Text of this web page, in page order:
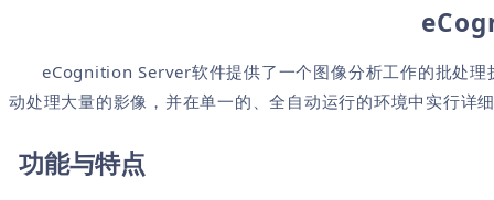
eCognition Server软件提供了一个图像分析工作的批处
动处理大量的影像，并在单一的、全自动运行的环境中实行详
功能与特点